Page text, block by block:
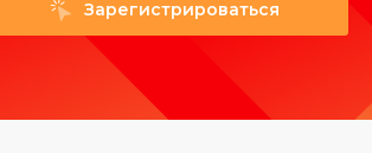
Зарегистрироваться